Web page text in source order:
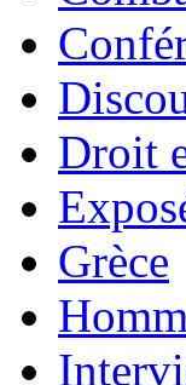
Droit
Grèce